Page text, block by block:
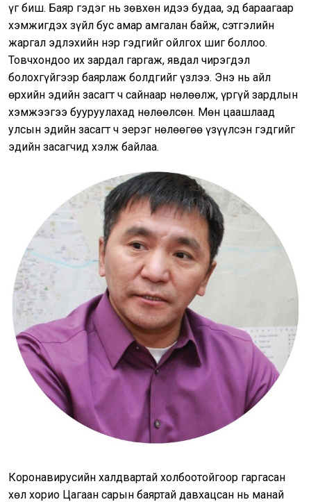
үг биш. Баяр гэдэг нь зөвхөн идээ будаа, эд бараагаар
хэмжигдэх зүйл бус амар амгалан байж, сэтгэлийн
жаргал эдлэхийн нэр гэдгийг ойлгох шиг боллоо.
Товчхондоо их зардал гаргаж, явдал чирэгдэл
болохгүйгээр баярлаж болдгийг үзлээ. Энэ нь айл
өрхийн эдийн засагт ч сайнаар нөлөөлж, үргүй зардлын
хэмжээгээ бууруулахад нөлөөлсөн. Мөн цаашлаад
улсын эдийн засагт ч эерэг нөлөөгөө үзүүлсэн гэдгийг
эдийн засагчид хэлж байлаа.
Коронавирусийн халдвартай холбоотойгоор гаргасан
хөл хорио Цагаан сарын баяртай давхацсан нь манай